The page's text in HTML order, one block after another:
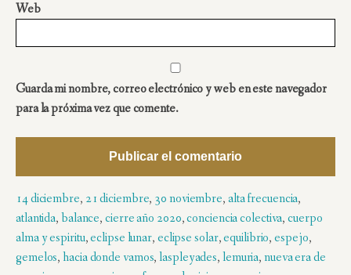
Web
Guarda mi nombre, correo electrónico y web en este navegador
para la próxima vez que comente.
14 diciembre, 21 diciembre, 30 noviembre,alta frecuencia,
atlantida,balance,cierre año 2020,conciencia colectiva,cuerpo
alma y espiritu,eclipse lunar,eclipse solar,equilibrio,espejo,
gemelos,hacia donde vamos,laspleyades,lemuria,nueva era de